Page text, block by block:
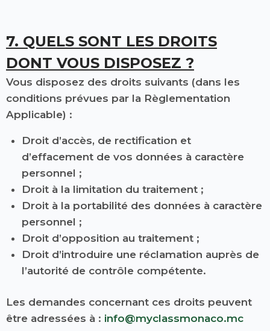
7. QUELS SONT LES DROITS
DONT VOUS DISPOSEZ ?
Vous disposez des droits suivants (dans les
conditions prévues par la Règlementation
Applicable) :
Droit d’accès, de rectification et
d’effacement de vos données à caractère
personnel ;
Droit à la limitation du traitement ;
Droit à la portabilité des données à caractère
personnel ;
Droit d’opposition au traitement ;
Droit d’introduire une réclamation auprès de
l’autorité de contrôle compétente.
Les demandes concernant ces droits peuvent
être adressées à : info@myclassmonaco.mc